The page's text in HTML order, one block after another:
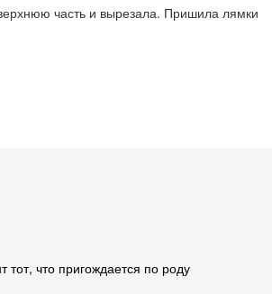
часть и вырезала. Пришила лямки
что пригождается по роду